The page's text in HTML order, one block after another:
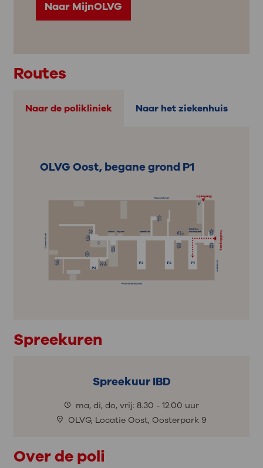
Naar MijnOLVG
Routes
Naar de polikliniek Naar het ziekenhuis
OLVG Oost, begane grond P1
Spreekuren
Spreekuur IBD
ma, di, do, vrij: 8.30 - 12.00 uur
OLVG, Locatie Oost, Oosterpark 9
Over de poli